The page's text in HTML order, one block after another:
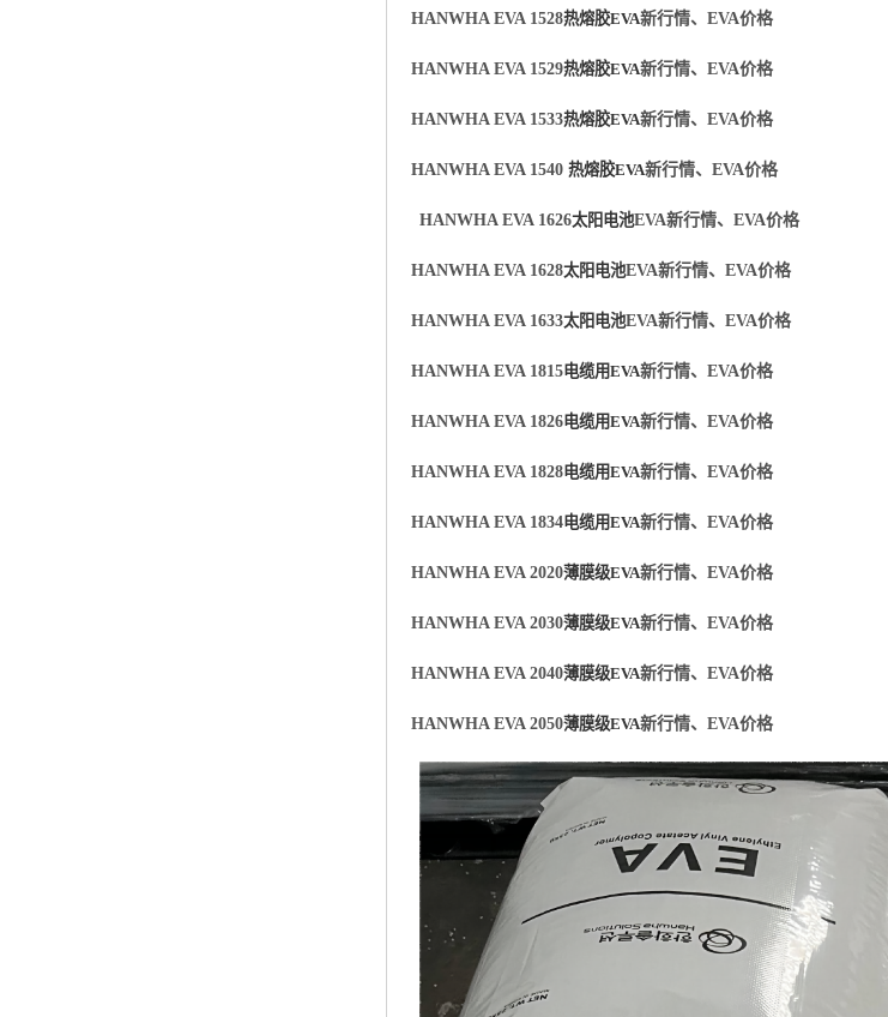
HANWHA EVA 1528热熔胶EVA新行情、 EVA价格
HANWHA EVA 1529热熔胶EVA新行情、 EVA价格
HANWHA EVA 1533热熔胶EVA新行情、 EVA价格
HANWHA EVA 1540 热熔胶EVA新行情、 EVA价格
HANWHA EVA 1626太阳电池EVA新行情、EVA价格
HANWHA EVA 1628太阳电池EVA新行情、EVA价格
HANWHA EVA 1633太阳电池EVA新行情、EVA价格
HANWHA EVA 1815电缆用EVA新行情、 EVA价格
HANWHA EVA 1826电缆用EVA新行情、 EVA价格
HANWHA EVA 1828电缆用EVA新行情、 EVA价格
HANWHA EVA 1834电缆用EVA新行情、 EVA价格
HANWHA EVA 2020薄膜级EVA新行情、 EVA价格
HANWHA EVA 2030薄膜级EVA新行情、 EVA价格
HANWHA EVA 2040薄膜级EVA新行情、 EVA价格
HANWHA EVA 2050薄膜级EVA新行情、 EVA价格